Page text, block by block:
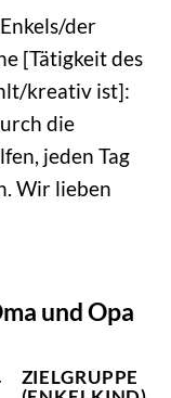
der
[Tätigkeit des
kreativ ist]:
die
jeden Tag
Wir lieben
und Opa
ZIELGRUPPE